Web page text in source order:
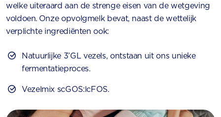
welke uiteraard aan de strenge eisen van de wetgeving
voldoen. Onze opvolgmelk bevat, naast de wettelijk
verplichte ingrediënten ook:
Natuurlijke 3’GL vezels, ontstaan uit ons unieke
fermentatieproces.
Vezelmix scGOS:lcFOS.